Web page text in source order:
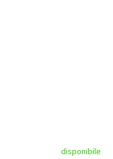
disponibile